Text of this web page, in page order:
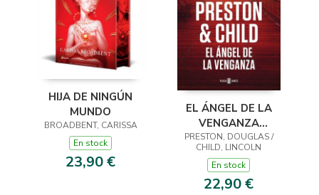
HIJA DE NINGÚN
MUNDO
BROADBENT, CARISSA
En stock
23,90 €
EL ÁNGEL DE LA
VENGANZA
(INSPECTOR
PENDERGAST 22)
PRESTON, DOUGLAS /
CHILD, LINCOLN
En stock
22,90 €